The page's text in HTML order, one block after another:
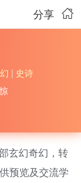
分享
| 史诗
玄幻奇幻，转
预览及交流学